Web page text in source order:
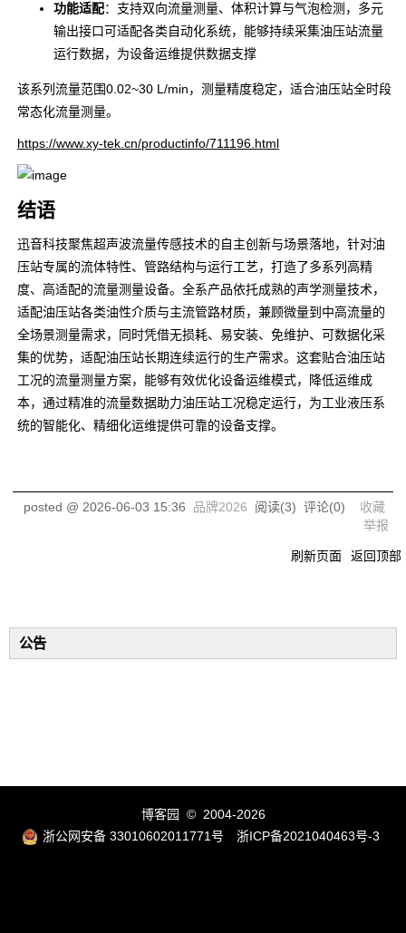
功能适配：支持双向流量测量、体积计算与气泡检测，多元
输出接口可适配各类自动化系统，能够持续采集油压站流量
运行数据，为设备运维提供数据支撑
该系列流量范围0.02~30 L/min，测量精度稳定，适合油压站全时段
常态化流量测量。
https://www.xy-tek.cn/productinfo/711196.html
结语
迅音科技聚焦超声波流量传感技术的自主创新与场景落地，针对油
压站专属的流体特性、管路结构与运行工艺，打造了多系列高精
度、高适配的流量测量设备。全系产品依托成熟的声学测量技术，
适配油压站各类油性介质与主流管路材质，兼顾微量到中高流量的
全场景测量需求，同时凭借无损耗、易安装、免维护、可数据化采
集的优势，适配油压站长期连续运行的生产需求。这套贴合油压站
工况的流量测量方案，能够有效优化设备运维模式，降低运维成
本，通过精准的流量数据助力油压站工况稳定运行，为工业液压系
统的智能化、精细化运维提供可靠的设备支撑。
posted @ 2026-06-03 15:36 品牌2026 阅读(3) 评论(0) 收藏
举报
刷新页面 返回顶部
公告
博客园
© 2004-2026
浙公网安备 33010602011771号
浙ICP备2021040463号-3